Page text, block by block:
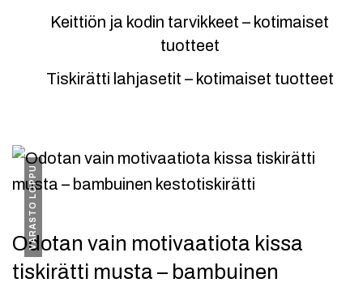
Keittiön ja kodin tarvikkeet – kotimaiset
tuotteet
Tiskirätti lahjasetit – kotimaiset tuotteet
VARASTO LOPPU
Odotan vain motivaatiota kissa
tiskirätti musta – bambuinen